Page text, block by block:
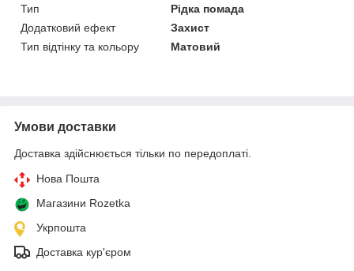
Тип
Рідка помада
Додатковий ефект
Захист
Тип відтінку та кольору
Матовий
Умови доставки
Доставка здійснюється тільки по передоплаті.
Нова Пошта
Магазини Rozetka
Укрпошта
Доставка кур'єром